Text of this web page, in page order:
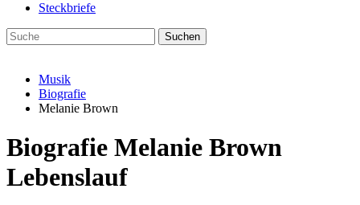
Steckbriefe
Musik
Biografie
Melanie Brown
Biografie Melanie Brown
Lebenslauf